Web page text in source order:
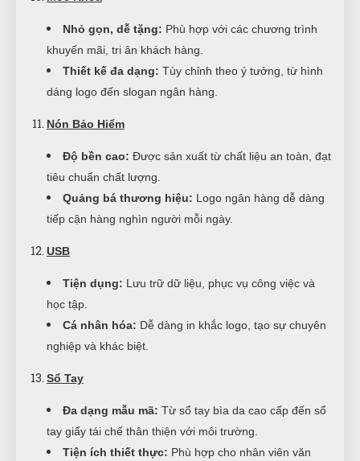
Nhỏ gọn, dễ tặng: Phù hợp với các chương trình
khuyến mãi, tri ân khách hàng.
Thiết kế đa dạng: Tùy chỉnh theo ý tưởng, từ hình
dáng logo đến slogan ngân hàng.
Nón Bảo Hiểm
Độ bền cao: Được sản xuất từ chất liệu an toàn, đạt
tiêu chuẩn chất lượng.
Quảng bá thương hiệu: Logo ngân hàng dễ dàng
tiếp cận hàng nghìn người mỗi ngày.
USB
Tiện dụng: Lưu trữ dữ liệu, phục vụ công việc và
học tập.
Cá nhân hóa: Dễ dàng in khắc logo, tạo sự chuyên
nghiệp và khác biệt.
Sổ Tay
Đa dạng mẫu mã: Từ sổ tay bìa da cao cấp đến sổ
tay giấy tái chế thân thiện với môi trường.
Tiện ích thiết thực: Phù hợp cho nhân viên văn